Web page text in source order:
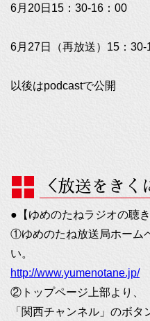
6月20日15：30-16：00
6月27日（再放送）15：30-
以後はpodcastで公開
＜放送をきく
●【ゆめのたねラジオの聴き
①ゆめのたね放送局ホーム
い。
http://www.yumenotane.jp/
②トップページ上部より、
「関西チャンネル」のボ